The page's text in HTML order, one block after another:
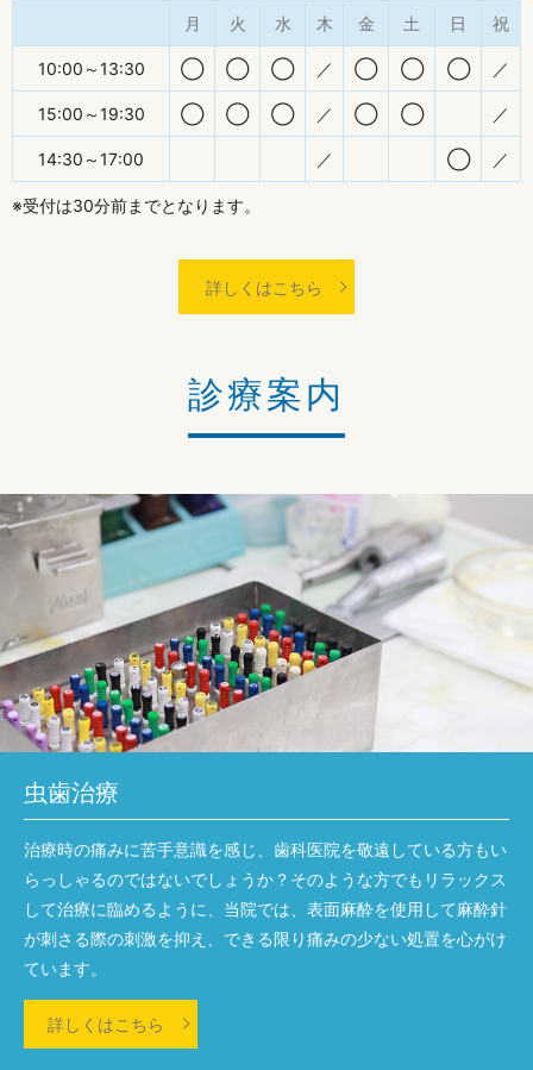
月 火 水 木 金 土 日 祝
10:00～13:30 ◯ ◯ ◯ ／ ◯ ◯ ◯ ／
15:00～19:30 ◯ ◯ ◯ ／ ◯ ◯ ／
14:30～17:00 ／ ◯ ／
※受付は30分前までとなります。
詳しくはこちら
診療案内
虫歯治療
治療時の痛みに苦手意識を感じ、歯科医院を敬遠している方もい
らっしゃるのではないでしょうか？そのような方でもリラックス
して治療に臨めるように、当院では、表面麻酔を使用して麻酔針
が刺さる際の刺激を抑え、できる限り痛みの少ない処置を心がけ
ています。
詳しくはこちら